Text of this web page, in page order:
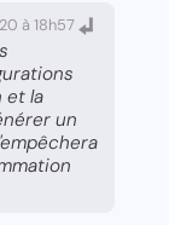
à 18h57
et la
un